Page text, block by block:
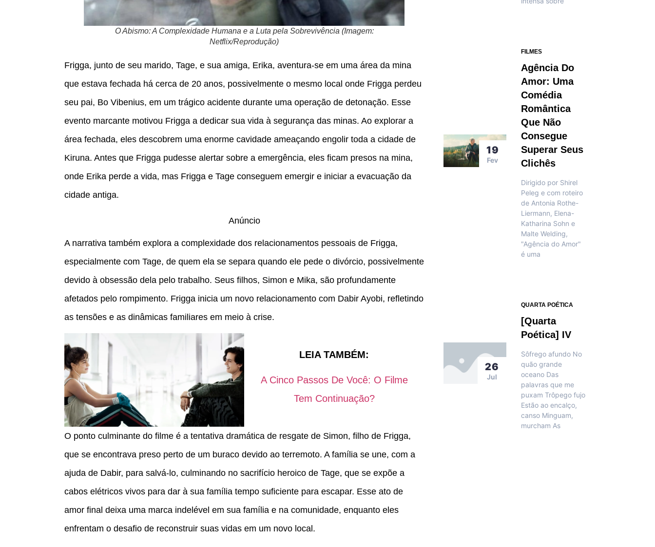
O Abismo: A Complexidade Humana e a Luta pela Sobrevivência (Imagem:
Netflix/Reprodução)
Frigga, junto de seu marido, Tage, e sua amiga, Erika, aventura-se em uma área da mina
que estava fechada há cerca de 20 anos, possivelmente o mesmo local onde Frigga perdeu
seu pai, Bo Vibenius, em um trágico acidente durante uma operação de detonação. Esse
evento marcante motivou Frigga a dedicar sua vida à segurança das minas. Ao explorar a
área fechada, eles descobrem uma enorme cavidade ameaçando engolir toda a cidade de
Kiruna. Antes que Frigga pudesse alertar sobre a emergência, eles ficam presos na mina,
onde Erika perde a vida, mas Frigga e Tage conseguem emergir e iniciar a evacuação da
cidade antiga.
Anúncio
A narrativa também explora a complexidade dos relacionamentos pessoais de Frigga,
especialmente com Tage, de quem ela se separa quando ele pede o divórcio, possivelmente
devido à obsessão dela pelo trabalho. Seus filhos, Simon e Mika, são profundamente
afetados pelo rompimento. Frigga inicia um novo relacionamento com Dabir Ayobi, refletindo
as tensões e as dinâmicas familiares em meio à crise.
LEIA TAMBÉM:
A Cinco Passos De Você: O Filme
Tem Continuação?
O ponto culminante do filme é a tentativa dramática de resgate de Simon, filho de Frigga,
que se encontrava preso perto de um buraco devido ao terremoto. A família se une, com a
ajuda de Dabir, para salvá-lo, culminando no sacrifício heroico de Tage, que se expõe a
cabos elétricos vivos para dar à sua família tempo suficiente para escapar. Esse ato de
amor final deixa uma marca indelével em sua família e na comunidade, enquanto eles
enfrentam o desafio de reconstruir suas vidas em um novo local.
19
Fev
FILMES
Agência Do
Amor: Uma
Comédia
Romântica
Que Não
Consegue
Superar Seus
Clichês
Dirigido por Shirel
Peleg e com roteiro
de Antonia Rothe-
Liermann, Elena-
Katharina Sohn e
Malte Welding,
"Agência do Amor"
é uma
26
Jul
QUARTA POÉTICA
[Quarta
Poética] IV
Sôfrego afundo No
quão grande
oceano Das
palavras que me
puxam Trôpego fujo
Estão ao encalço,
canso Minguam,
murcham As